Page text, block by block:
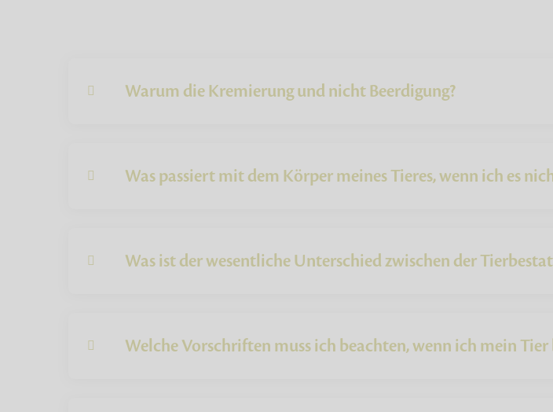
Warum die Kremierung und nicht Beerdigung?
Was passiert mit dem Körper meines Tieres, wenn ich es
Was ist der wesentliche Unterschied zwischen der
Welche Vorschriften muss ich beachten, wenn ich mein Tier